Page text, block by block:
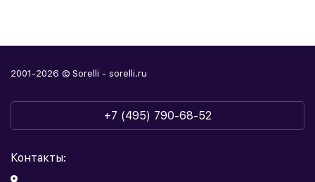
2001-2026 © Sorelli - sorelli.ru
+7 (495) 790-68-52
Контакты: